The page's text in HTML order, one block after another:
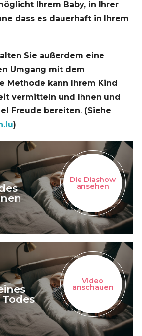
Ihrem Baby, in Ihrer
dass es dauerhaft in Ihrem
Sie außerdem eine
Umgang mit dem
Methode kann Ihrem Kind
vermitteln und Ihnen und
Freude bereiten. (Siehe
)
Die Diashow
ansehen
Video
anschauen